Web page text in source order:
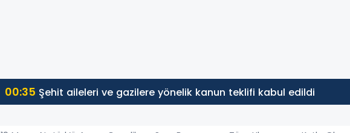
00:35 Şehit aileleri ve gazilere yönelik kanun teklifi kabul edildi